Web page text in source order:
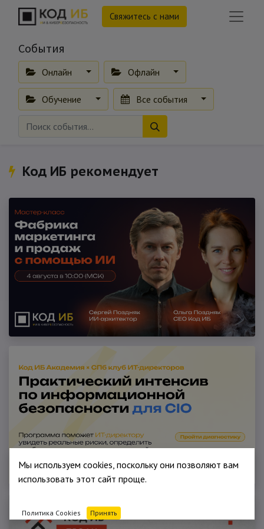
Свяжитесь с нами
События
Онлайн Офлайн
Обучение Все события
Код ИБ рекомендует
Мы используем cookies, поскольку они позволяют вам
использовать этот сайт проще.
Политика Cookies Принять